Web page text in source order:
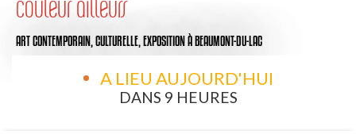
ART CONTEMPORAIN, CULTURELLE, EXPOSITIONÀ BEAUMONT-DU-LAC
A LIEU AUJOURD'HUI
DANS 9 HEURES